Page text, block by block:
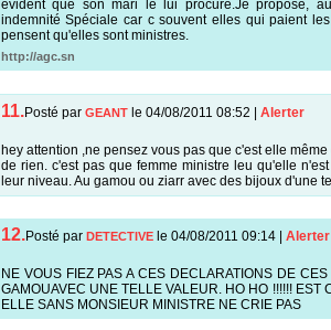
évident que son mari le lui procure.Je propose,
indemnité Spéciale car c souvent elles qui paient
pensent qu'elles sont ministres.
http://agc.sn
11.Posté par GEANT le 04/08/2011 08:52 | Alerter
hey attention ,ne pensez vous pas que c'est elle
de rien. c'est pas que femme ministre leu qu'elle
leur niveau. Au gamou ou ziarr avec des bijoux d'une
12.Posté par DETECTIVE le 04/08/2011 09:14 Alerter
NE VOUS FIEZ PAS A CES DECLARATIONS DE
GAMOUAVEC UNE TELLE VALEUR. HO HO !!!!!!
ELLE SANS MONSIEUR MINISTRE NE CRIE PAS